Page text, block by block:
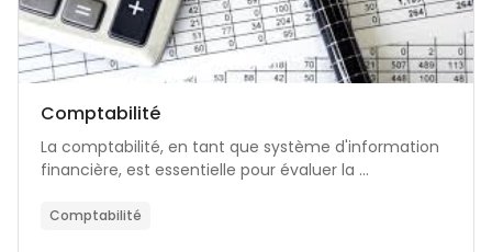
Catégorie de cours
Nom du cours
Comptabilité
Résumé du cours :
La comptabilité, en tant que système d'information
financière, est essentielle pour évaluer la ...
Comptabilité